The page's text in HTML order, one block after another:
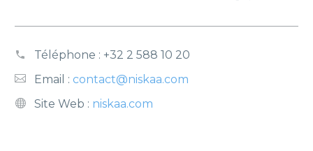
Téléphone : +32 2 588 10 20
Email : contact@niskaa.com
Site Web : niskaa.com